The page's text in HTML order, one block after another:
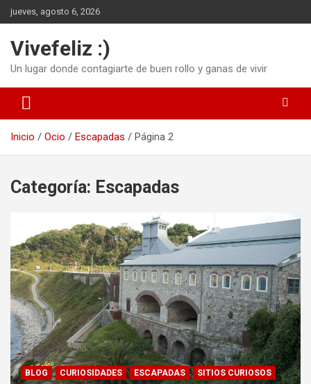
Saltar
al
jueves, agosto 6, 2026
Vivefeliz :)
Un lugar donde contagiarte de buen rollo y ganas de vivir
Inicio Ocio Escapadas Página 2
Categoría: Escapadas
BLOG CURIOSIDADES ESCAPADAS SITIOS CURIOSOS